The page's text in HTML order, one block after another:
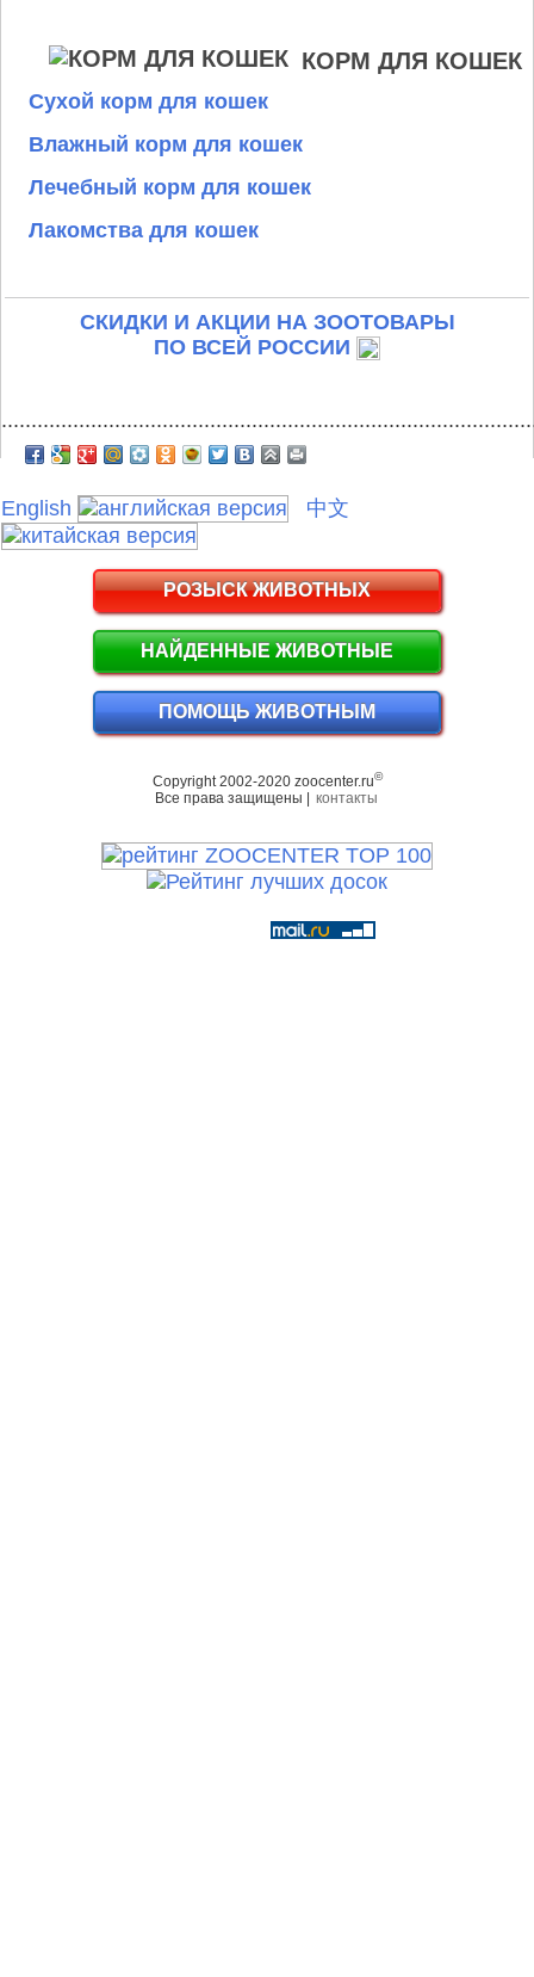
КОРМ ДЛЯ КОШЕК
Сухой корм для кошек
Влажный корм для кошек
Лечебный корм для кошек
Лакомства для кошек
СКИДКИ И АКЦИИ НА ЗООТОВАРЫ
ПО ВСЕЙ РОССИИ
English 中文
РОЗЫСК ЖИВОТНЫХ
НАЙДЕННЫЕ ЖИВОТНЫЕ
ПОМОЩЬ ЖИВОТНЫМ
Copyright 2002-2020 zoocenter.ru©
Все права защищены | контакты